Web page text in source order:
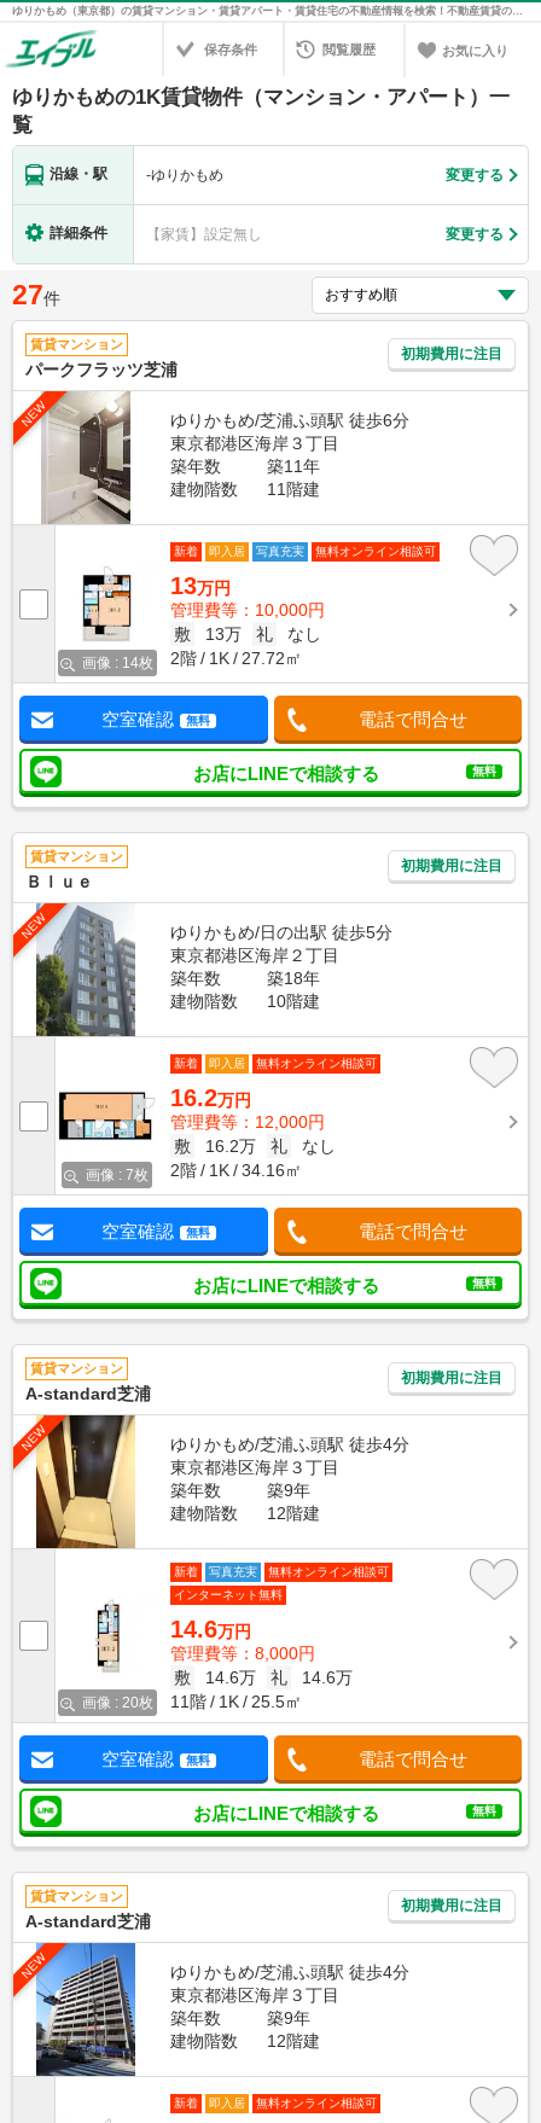
ゆりかもめ（東京都）の賃貸マンション・賃貸アパート・賃貸住宅の不動産情報を検索！不動産賃貸の物件探しは、お部屋探しのエイブル
保存条件 閲覧履歴 お気に入り
ゆりかもめの1K賃貸物件（マンション・アパート）一
覧
沿線・駅 -ゆりかもめ 変更する
詳細条件 【家賃】設定無し 変更する
27件
賃貸マンション
パークフラッツ芝浦
初期費用に注目
NEW
ゆりかもめ/芝浦ふ頭駅 徒歩6分
東京都港区海岸３丁目
築年数
築11年
建物階数
11階建
画像 : 14枚
新着 即入居 写真充実 無料オンライン相談可
13万円
管理費等：10,000円
敷
13万 礼
なし
2階
1K 27.72㎡
空室確認 無料 電話で問合せ
お店にLINEで相談する 無料
賃貸マンション
Ｂｌｕｅ
初期費用に注目
NEW
ゆりかもめ/日の出駅 徒歩5分
東京都港区海岸２丁目
築年数
築18年
建物階数
10階建
画像 : 7枚
新着 即入居 無料オンライン相談可
16.2万円
管理費等：12,000円
敷
16.2万 礼
なし
2階
1K 34.16㎡
空室確認 無料 電話で問合せ
お店にLINEで相談する 無料
賃貸マンション
A-standard芝浦
初期費用に注目
NEW
ゆりかもめ/芝浦ふ頭駅 徒歩4分
東京都港区海岸３丁目
築年数
築9年
建物階数
12階建
画像 : 20枚
新着 写真充実
無料オンライン相談可
インターネット無料
14.6万円
管理費等：8,000円
敷
14.6万 礼
14.6万
11階
1K 25.5㎡
空室確認 無料 電話で問合せ
お店にLINEで相談する 無料
賃貸マンション
A-standard芝浦
初期費用に注目
NEW
ゆりかもめ/芝浦ふ頭駅 徒歩4分
東京都港区海岸３丁目
築年数
築9年
建物階数
12階建
新着 即入居 無料オンライン相談可